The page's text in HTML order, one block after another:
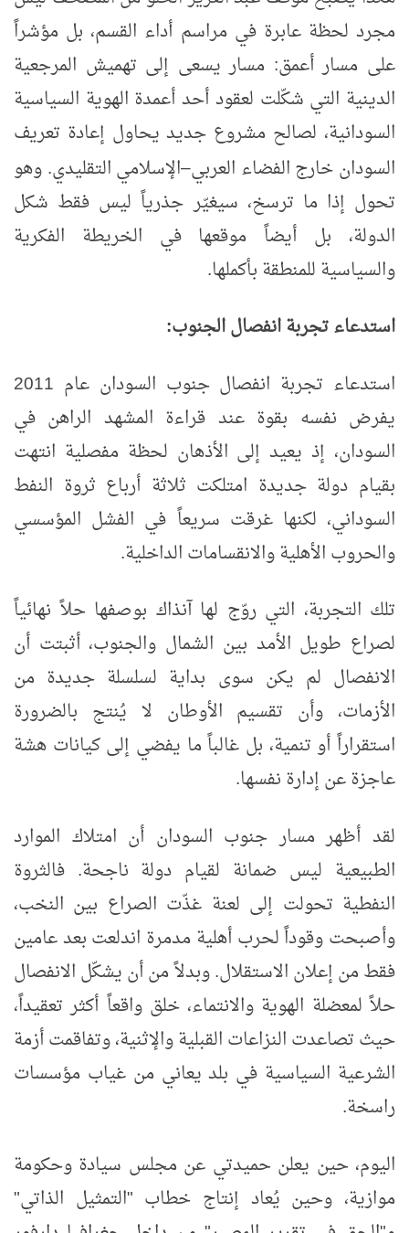
مجرد لحظة عابرة في مراسم أداء القسم، بل مؤشراً
على مسار أعمق: مسار يسعى إلى تهميش المرجعية
الدينية التي شكّلت لعقود أحد أعمدة الهوية السياسية
السودانية، لصالح مشروع جديد يحاول إعادة تعريف
السودان خارج الفضاء العربي–الإسلامي التقليدي. وهو
تحول إذا ما ترسخ، سيغيّر جذرياً ليس فقط شكل
الدولة، بل أيضاً موقعها في الخريطة الفكرية
والسياسية للمنطقة بأكملها.
استدعاء تجربة انفصال الجنوب:
استدعاء تجربة انفصال جنوب السودان عام 2011
يفرض نفسه بقوة عند قراءة المشهد الراهن في
السودان، إذ يعيد إلى الأذهان لحظة مفصلية انتهت
بقيام دولة جديدة امتلكت ثلاثة أرباع ثروة النفط
السوداني، لكنها غرقت سريعاً في الفشل المؤسسي
والحروب الأهلية والانقسامات الداخلية.
تلك التجربة، التي روّج لها آنذاك بوصفها حلاً نهائياً
لصراع طويل الأمد بين الشمال والجنوب، أثبتت أن
الانفصال لم يكن سوى بداية لسلسلة جديدة من
الأزمات، وأن تقسيم الأوطان لا يُنتج بالضرورة
استقراراً أو تنمية، بل غالباً ما يفضي إلى كيانات هشة
عاجزة عن إدارة نفسها.
لقد أظهر مسار جنوب السودان أن امتلاك الموارد
الطبيعية ليس ضمانة لقيام دولة ناجحة. فالثروة
النفطية تحولت إلى لعنة غذّت الصراع بين النخب،
وأصبحت وقوداً لحرب أهلية مدمرة اندلعت بعد عامين
فقط من إعلان الاستقلال. وبدلاً من أن يشكّل الانفصال
حلاً لمعضلة الهوية والانتماء، خلق واقعاً أكثر تعقيداً،
حيث تصاعدت النزاعات القبلية والإثنية، وتفاقمت أزمة
الشرعية السياسية في بلد يعاني من غياب مؤسسات
راسخة.
اليوم، حين يعلن حميدتي عن مجلس سيادة وحكومة
موازية، وحين يُعاد إنتاج خطاب "التمثيل الذاتي"